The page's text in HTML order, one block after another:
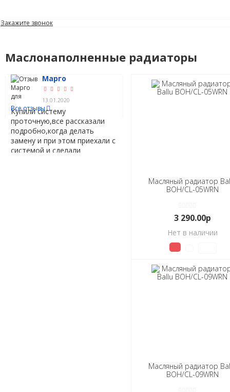
Закажите звонок
Маслонаполненные радиаторы
ОТЗЫВЫ (4)
Марго
13.01.2020
Купили систему
проточную,все рассказали
подробно,когда делать
замену и при этом приехали с
системой и сделали
Майя
27.12.2019
Олег
01.12.2019
Елена
01.12.2019
Все отзывы
Масляный радиатор
BOH/CL-05WRN
3 290.00р
Нет в наличии
Масляный радиатор
BOH/CL-09WRN